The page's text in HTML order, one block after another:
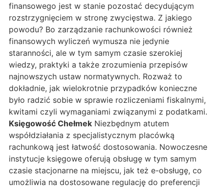
finansowego jest w stanie pozostać decydującym
rozstrzygnięciem w stronę zwycięstwa. Z jakiego
powodu? Bo zarządzanie rachunkowości również
finansowych wyliczeń wymusza nie jedynie
staranności, ale w tym samym czasie szerokiej
wiedzy, praktyki a także zrozumienia przepisów
najnowszych ustaw normatywnych. Rozważ to
dokładnie, jak wielokrotnie przypadków konieczne
było radzić sobie w sprawie rozliczeniami fiskalnymi,
kwitami czyli wymaganiami związanymi z podatkami.
Księgowość Chełmek Niezbędnym atutem
współdziałania z specjalistycznym placówką
rachunkową jest łatwość dostosowania. Nowoczesne
instytucje księgowe oferują obsługę w tym samym
czasie stacjonarne na miejscu, jak też e-obsługę, co
umożliwia na dostosowane regulację do preferencji